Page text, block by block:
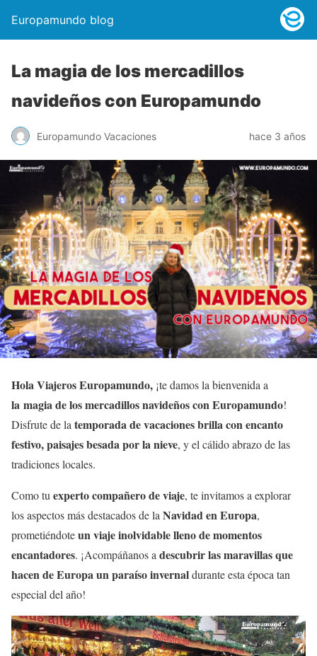
Europamundo blog
La magia de los mercadillos
navideños con Europamundo
Europamundo Vacaciones hace 3 años
Hola Viajeros Europamundo, ¡te damos la bienvenida a
la magia de los mercadillos navideños con Europamundo!
Disfrute de la temporada de vacaciones brilla con encanto
festivo, paisajes besada por la nieve, y el cálido abrazo de las
tradiciones locales.
Como tu experto compañero de viaje, te invitamos a explorar
los aspectos más destacados de la Navidad en Europa,
prometiéndoteun viaje inolvidable lleno de momentos
encantadores. ¡Acompáñanos a descubrir las maravillas que
hacen de Europa un paraíso invernaldurante esta época tan
especial del año!